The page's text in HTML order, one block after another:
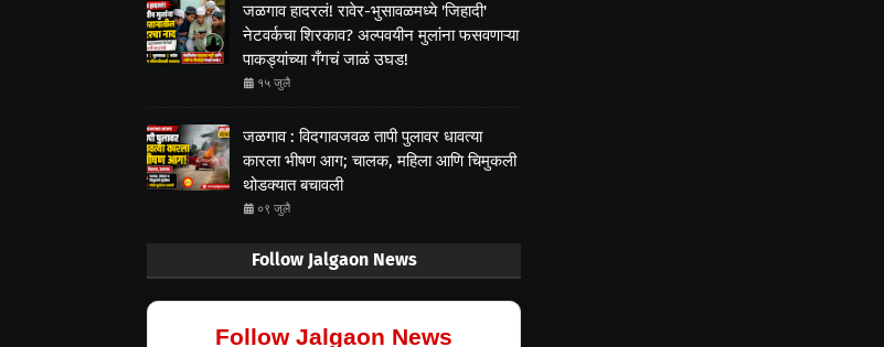
जळगाव हादरलं! रावेर-भुसावळमध्ये 'जिहादी'
नेटवर्कचा शिरकाव? अल्पवयीन मुलांना फसवणाऱ्या
पाकड्यांच्या गँगचं जाळं उघड!
१५ जुलै
जळगाव : विदगावजवळ तापी पुलावर धावत्या
कारला भीषण आग; चालक, महिला आणि चिमुकली
थोडक्यात बचावली
०९ जुलै
Follow Jalgaon News
Follow Jalgaon News